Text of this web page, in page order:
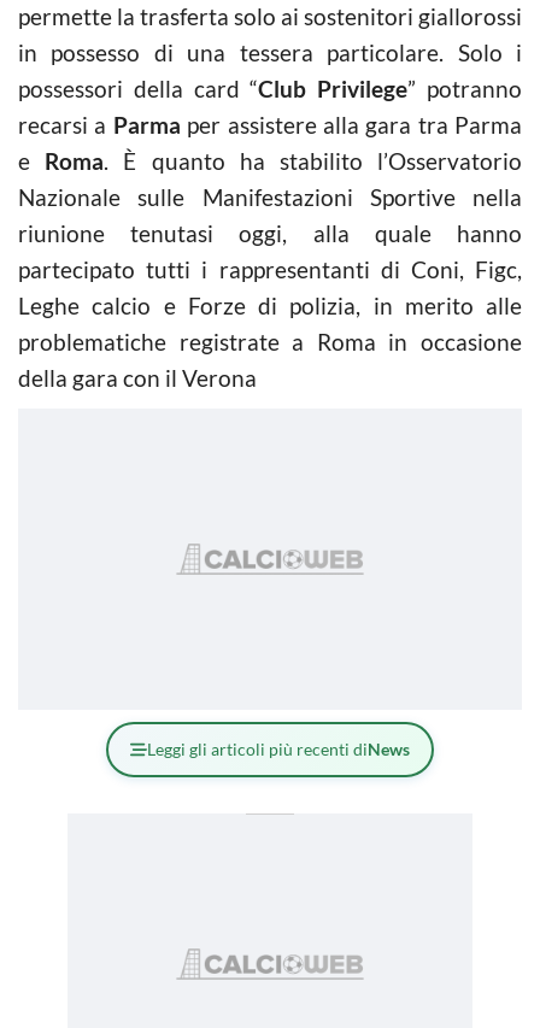
permette la trasferta solo ai sostenitori giallorossi
in possesso di una tessera particolare. Solo i
possessori della card “Club Privilege” potranno
recarsi a Parma per assistere alla gara tra Parma
e Roma. È quanto ha stabilito l’Osservatorio
Nazionale sulle Manifestazioni Sportive nella
riunione tenutasi oggi, alla quale hanno
partecipato tutti i rappresentanti di Coni, Figc,
Leghe calcio e Forze di polizia, in merito alle
problematiche registrate a Roma in occasione
della gara con il Verona
Leggi gli articoli più recenti diNews